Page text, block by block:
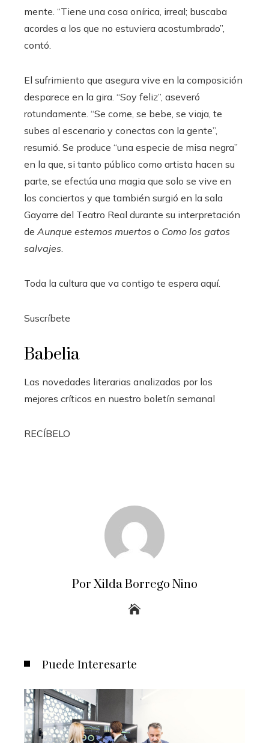
mente. “Tiene una cosa onírica, irreal; buscaba
acordes a los que no estuviera acostumbrado”,
contó.
El sufrimiento que asegura vive en la composición
desparece en la gira. “Soy feliz”, aseveró
rotundamente. “Se come, se bebe, se viaja, te
subes al escenario y conectas con la gente”,
resumió. Se produce “una especie de misa negra”
en la que, si tanto público como artista hacen su
parte, se efectúa una magia que solo se vive en
los conciertos y que también surgió en la sala
Gayarre del Teatro Real durante su interpretación
de Aunque estemos muertos o Como los gatos
salvajes
Toda la cultura que va contigo te espera aquí.
Suscríbete
Babelia
Las novedades literarias analizadas por los
mejores críticos en nuestro boletín semanal
RECÍBELO
Por Xilda Borrego Nino
Puede Interesarte